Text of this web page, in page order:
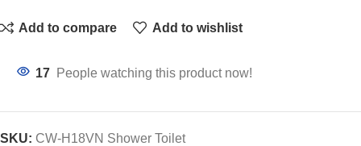
Add to compare Add to wishlist
17 People watching this product now!
SKU: CW-H18VN Shower Toilet